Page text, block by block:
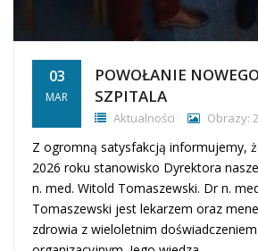
03
MAR
POWOŁANIE
SZPITALA
Aktualności Obrazy: 2
Z ogromną satysfakcją informujemy,
2026 roku stanowisko Dyrektora
n. med. Witold Tomaszewski. Dr n.
Tomaszewski jest lekarzem oraz
zdrowia z wieloletnim